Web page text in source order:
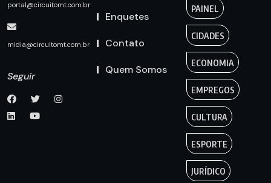
portal@circuitomt.com.br
midia@circuitomt.com.br
Seguir
Enquetes
Contato
Quem Somos
PAINEL
CIDADES
ECONOMIA
EMPREGOS
CULTURA
ESPORTE
JURÍDICO